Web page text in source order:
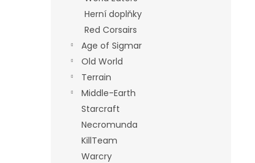
Herní doplňky
Red Corsairs
Age of Sigmar
Old World
Terrain
Middle-Earth
Starcraft
Necromunda
KillTeam
Warcry